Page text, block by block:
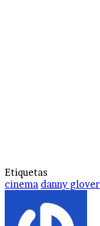
Etiquetas
cinema danny glover